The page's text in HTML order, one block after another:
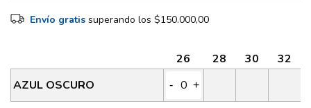
Envío gratis superando los $150.000,00
26 28 30
32
AZUL OSCURO
- +